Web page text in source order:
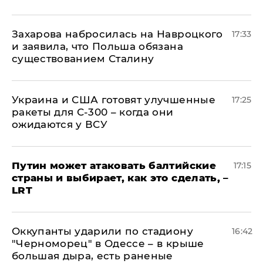
​Захарова набросилась на Навроцкого
и заявила, что Польша обязана
существованием Сталину
17:33
Украина и США готовят улучшенные
ракеты для С-300 – когда они
ожидаются у ВСУ
17:25
Путин может атаковать балтийские
страны и выбирает, как это сделать, –
LRT
17:15
Оккупанты ударили по стадиону
"Черноморец" в Одессе – в крыше
большая дыра, есть раненые
16:42